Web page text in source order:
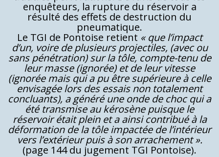
enquêteurs, la rupture du réservoir a
résulté des effets de destruction du
pneumatique.
Le TGI de Pontoise retient « que l’impact
d’un, voire de plusieurs projectiles, (avec ou
sans pénétration) sur la tôle, compte-tenu de
leur masse (ignorée) et de leur vitesse
(ignorée mais qui a pu être supérieure à celle
envisagée lors des essais non totalement
concluants), a généré une onde de choc qui a
été transmise au kérosène puisque le
réservoir était plein et a ainsi contribué à la
déformation de la tôle impactée de l’intérieur
vers l’extérieur puis à son arrachement ».
(page 144 du jugement TGI Pontoise).